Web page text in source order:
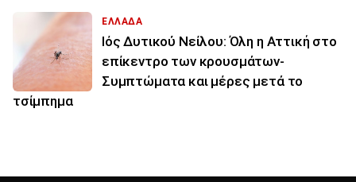
ΕΛΛΑΔΑ
Ιός Δυτικού Νείλου: Όλη η Αττική στο
επίκεντρο των κρουσμάτων-
Συμπτώματα και μέρες μετά το
τσίμπημα